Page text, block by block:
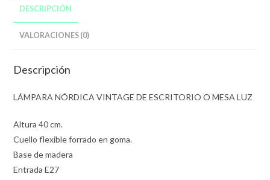
DESCRIPCIÓN
VALORACIONES (0)
Descripción
LÁMPARA NÓRDICA VINTAGE DE ESCRITORIO O MESA LUZ
Altura 40 cm.
Cuello flexible forrado en goma.
Base de madera
Entrada E27